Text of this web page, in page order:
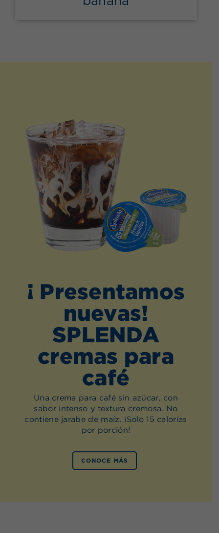
¡ Presentamos
nuevas!
SPLENDA
cremas para
café
Una crema para café sin azúcar, con
sabor intenso y textura cremosa. No
contiene jarabe de maíz. ¡Solo 15 calorías
por porción!
CONOCE MÁS